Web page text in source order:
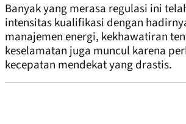
Banyak yang merasa regulasi ini
intensitas kualifikasi dengan
manajemen energi, kekhawatiran
keselamatan juga muncul karena
kecepatan mendekat yang drastis.